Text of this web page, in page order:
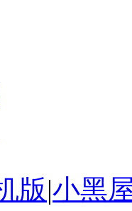
版|小黑